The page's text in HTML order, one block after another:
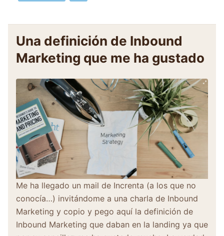
Una definición de Inbound
Marketing que me ha gustado
Me ha llegado un mail de Increnta (a los que no
conocía…) invitándome a una charla de Inbound
Marketing y copio y pego aquí la definición de
Inbound Marketing que daban en la landing ya que